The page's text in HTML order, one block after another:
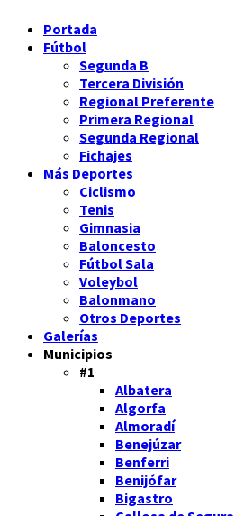
Portada
Fútbol
Segunda B
Tercera División
Regional Preferente
Primera Regional
Segunda Regional
Fichajes
Más Deportes
Ciclismo
Tenis
Gimnasia
Baloncesto
Fútbol Sala
Voleybol
Balonmano
Otros Deportes
Galerías
Municipios
#1
Albatera
Algorfa
Almoradí
Benejúzar
Benferri
Benijófar
Bigastro